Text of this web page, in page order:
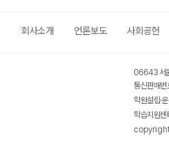
회사소개 언론보도 사회공헌
06643 서
통신판매
학원설립·
학습지원